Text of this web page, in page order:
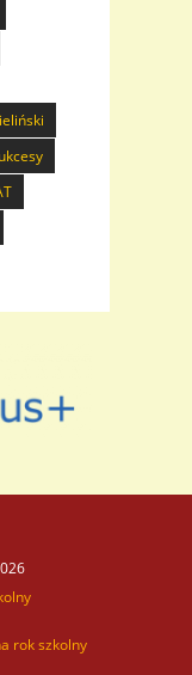
rok szkolny